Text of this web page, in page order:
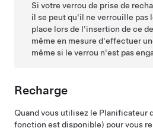
Si votre verrou de prise de
il se peut qu'il ne verrouille pas
place lors de l'insertion de ce
même en mesure d'effectuer
même si le verrou n'est pas
Recharge
Quand vous utilisez le Planificateur
fonction est disponible) pour vous